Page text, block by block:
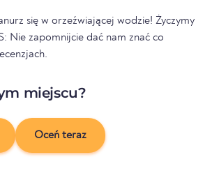
się w orzeźwiającej wodzie! Życzymy
Nie zapomnijcie dać nam znać co
miejscu?
Oceń teraz